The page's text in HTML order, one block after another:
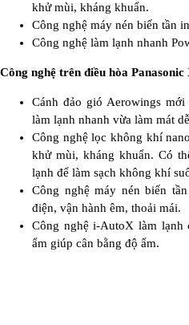
khử mùi, kháng khuẩn.
Công nghệ máy nén biến tần
Công nghệ làm lạnh nhanh
Công nghệ trên điều hòa
Cánh đảo gió Aerowings
làm lạnh nhanh vừa làm mát
Công nghệ lọc không khí
khử mùi, kháng khuẩn. Có
lạnh để làm sạch không khí
Công nghệ máy nén biến
điện, vận hành êm, thoải mái.
Công nghệ i-AutoX làm lạnh
ẩm giúp cân bằng độ ẩm.